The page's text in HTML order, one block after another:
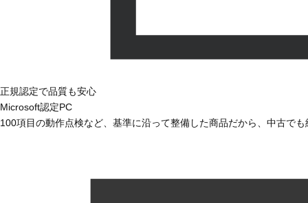
正規認定で品質も安心
Microsoft認定PC
100項目の動作点検など、基準に沿って整備した商品だから、中古で